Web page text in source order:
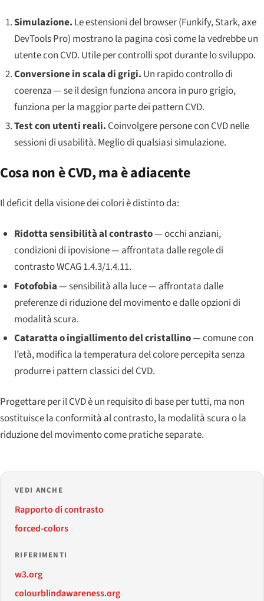
Simulazione. Le estensioni del browser (Funkify, Stark, axe
DevTools Pro) mostrano la pagina così come la vedrebbe un
utente con CVD. Utile per controlli spot durante lo sviluppo.
Conversione in scala di grigi. Un rapido controllo di
coerenza — se il design funziona ancora in puro grigio,
funziona per la maggior parte dei pattern CVD.
Test con utenti reali. Coinvolgere persone con CVD nelle
sessioni di usabilità. Meglio di qualsiasi simulazione.
Cosa non è CVD, ma è adiacente
Il deficit della visione dei colori è distinto da:
Ridotta sensibilità al contrasto— occhi anziani,
condizioni di ipovisione — affrontata dalle regole di
contrasto WCAG 1.4.3/1.4.11.
Fotofobia— sensibilità alla luce — affrontata dalle
preferenze di riduzione del movimento e dalle opzioni di
modalità scura.
Cataratta o ingiallimento del cristallino— comune con
l’età, modifica la temperatura del colore percepita senza
produrre i pattern classici del CVD.
Progettare per il CVD è un requisito di base per tutti, ma non
sostituisce la conformità al contrasto, la modalità scura o la
riduzione del movimento come pratiche separate.
VEDI ANCHE
Rapporto di contrasto
forced-colors
RIFERIMENTI
w3.org
colourblindawareness.org